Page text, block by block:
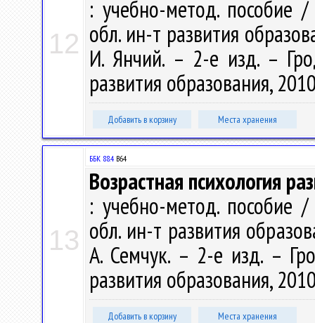
12
: учебно-метод. пособие /
обл. ин-т развития
И. Янчий. – 2-е изд. –
развития образования,
Добавить в корзину Места хранения
13
ББК 88.4 В64
Возрастная психология
: учебно-метод. пособие /
обл. ин-т развития
А. Семчук. – 2-е изд. –
развития образования,
Добавить в корзину Места хранения